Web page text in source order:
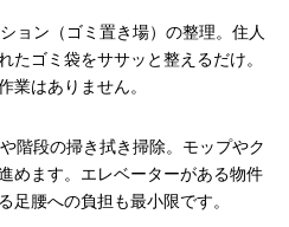
ョン（ゴミ置き場）の整理。住人
たゴミ袋をササッと整えるだけ。
業はありません。
階段の掃き拭き掃除。モップやク
めます。エレベーターがある物件
足腰への負担も最小限です。